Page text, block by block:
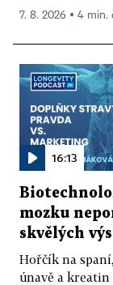
7. 8. 2026 ▪ 4 min.
16:13
mozku
skvělých
Hořčík na
únavě a